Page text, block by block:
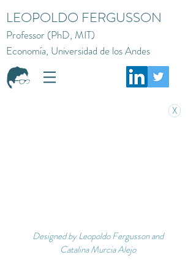
LEOPOLDO FERGUSSON
Professor (PhD, MIT)
Economía, Universidad de los Andes
X
Designed by Leopoldo Fergusson and
Catalina Murcia Alejo